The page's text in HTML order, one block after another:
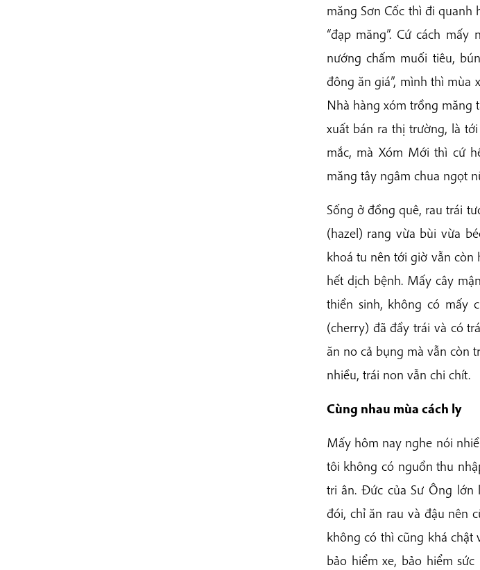
măng Sơn Cốc thì đi
“đạp măng”. Cứ cách
nướng chấm muối tiêu,
đông ăn giá”, mình thì mùa
Nhà hàng xóm trồng măng
xuất bán ra thị trường, là
mắc, mà Xóm Mới thì cứ
măng tây ngâm chua ngọt
Sống ở đồng quê, rau trái
(hazel) rang vừa bùi vừa
khoá tu nên tới giờ vẫn còn
hết dịch bệnh. Mấy cây
thiền sinh, không có mấy
(cherry) đã đầy trái và có
ăn no cả bụng mà vẫn còn
nhiều, trái non vẫn chi chít.
Cùng nhau mùa cách ly
Mấy hôm nay nghe nói
tôi không có nguồn thu
tri ân. Đức của Sư Ông lớn
đói, chỉ ăn rau và đậu nên
không có thì cũng khá chật
bảo hiểm xe, bảo hiểm